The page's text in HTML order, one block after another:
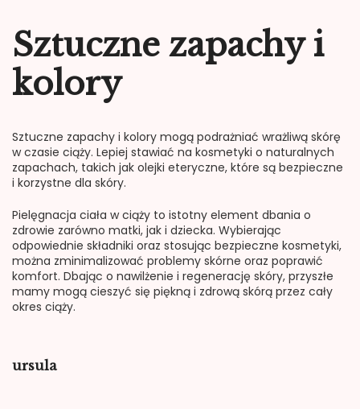
Sztuczne zapachy i
kolory
Sztuczne zapachy i kolory mogą podrażniać wrażliwą skórę
w czasie ciąży. Lepiej stawiać na kosmetyki o naturalnych
zapachach, takich jak olejki eteryczne, które są bezpieczne
i korzystne dla skóry.
Pielęgnacja ciała w ciąży to istotny element dbania o
zdrowie zarówno matki, jak i dziecka. Wybierając
odpowiednie składniki oraz stosując bezpieczne kosmetyki,
można zminimalizować problemy skórne oraz poprawić
komfort. Dbając o nawilżenie i regenerację skóry, przyszłe
mamy mogą cieszyć się piękną i zdrową skórą przez cały
okres ciąży.
ursula